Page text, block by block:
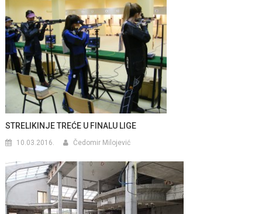
STRELIKINJE TREĆE U FINALU LIGE
10.03.2016. Čedomir Milojević